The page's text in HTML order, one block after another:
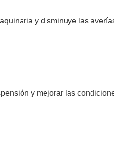
y disminuye las
y mejorar las